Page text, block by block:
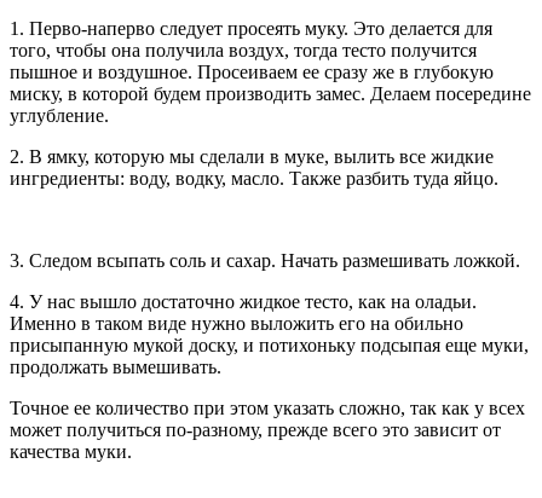
1. Перво-наперво следует просеять муку. Это делается для
того, чтобы она получила воздух, тогда тесто получится
пышное и воздушное. Просеиваем ее сразу же в глубокую
миску, в которой будем производить замес. Делаем посередине
углубление.
2. В ямку, которую мы сделали в муке, вылить все жидкие
ингредиенты: воду, водку, масло. Также разбить туда яйцо.
3. Следом всыпать соль и сахар. Начать размешивать ложкой.
4. У нас вышло достаточно жидкое тесто, как на оладьи.
Именно в таком виде нужно выложить его на обильно
присыпанную мукой доску, и потихоньку подсыпая еще муки,
продолжать вымешивать.
Точное ее количество при этом указать сложно, так как у всех
может получиться по-разному, прежде всего это зависит от
качества муки.